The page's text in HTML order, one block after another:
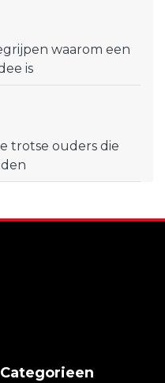
waarom een
is
trotse ouders die
Categorieen